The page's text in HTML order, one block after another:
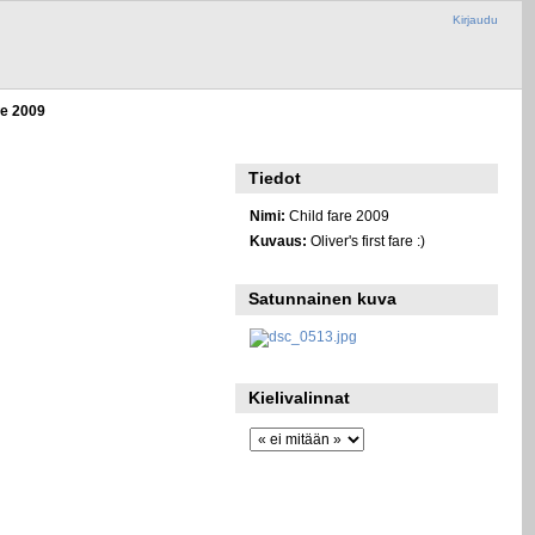
Kirjaudu
2009
Tiedot
Nimi: Child fare 2009
Kuvaus: Oliver's first fare :)
Satunnainen kuva
Kielivalinnat